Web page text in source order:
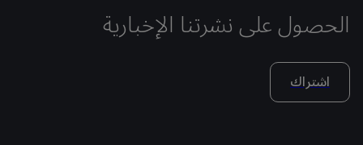
الحصول على نشرتنا الإخبارية
اشتراك